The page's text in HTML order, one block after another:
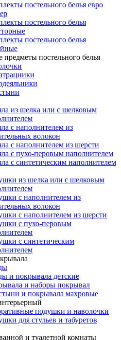
постельного белья евро
постельного белья
постельного белья
предметы постельного белья
из шелка или с шелковым
с наполнителем из
волокон
с наполнителем из шерсти
с пухо-перовым наполнителем
с синтетическим наполнителем
из шелка или с шелковым
с наполнителем из
волокон
с наполнителем из шерсти
с пухо-перовым
с синтетическим
и покрывала детские
и наборы покрывал
и покрывала махровые
подушки и наволочки
для стульев и табуретов
и туалетной комнаты